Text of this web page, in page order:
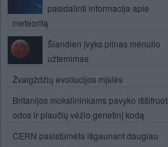
pasidalinti informacija apie
meteoritą
Šiandien įvyks pilnas mėnulio
užtemimas
Žvaigždžių evoliucijos mįslės
Britanijos mokslininkams pavyko iššifruoti
odos ir plaučių vėžio genetinį kodą
CERN pasistūmėta išgaunant daugiau